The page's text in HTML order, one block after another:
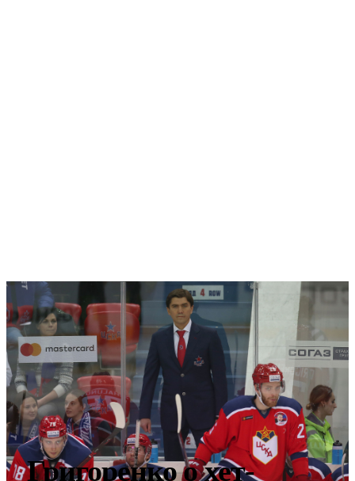
Григоренко о хет-